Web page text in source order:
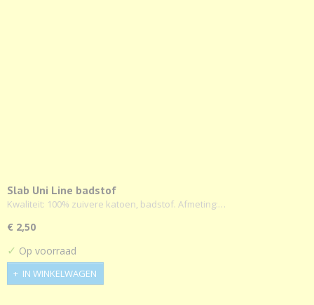
Slab Uni Line badstof
Kwaliteit: 100% zuivere katoen, badstof. Afmeting:…
€ 2,50
✓ Op voorraad
IN WINKELWAGEN